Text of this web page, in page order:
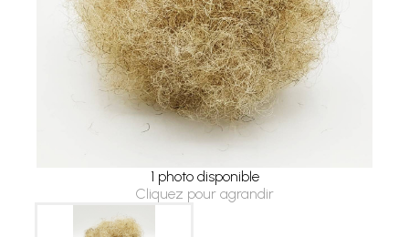
1 photo disponible
Cliquez pour agrandir